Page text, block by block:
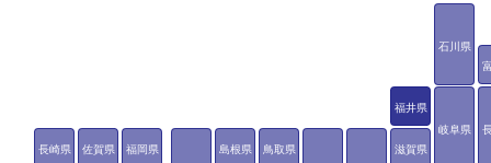
石川県
福井県
岐阜県
滋賀県
鳥取県
島根県
福岡県
佐賀県
長崎県